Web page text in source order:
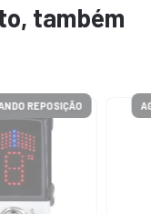
também
REPOSIÇÃO